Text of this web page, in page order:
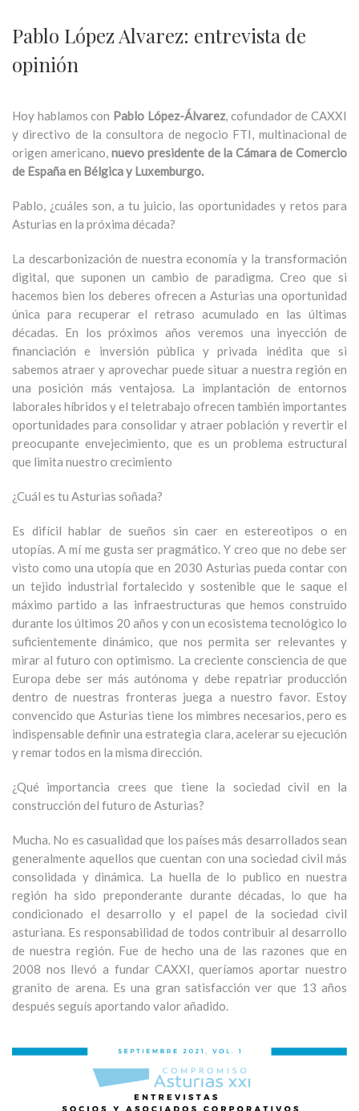
Pablo López Alvarez: entrevista de
opinión
Hoy hablamos con Pablo López-Álvarez, cofundador de CAXXI
y directivo de la consultora de negocio FTI, multinacional de
origen americano, nuevo presidente de la Cámara de Comercio
de España en Bélgica y Luxemburgo.
Pablo, ¿cuáles son, a tu juicio, las oportunidades y retos para
Asturias en la próxima década?
La descarbonización de nuestra economía y la transformación
digital, que suponen un cambio de paradigma. Creo que si
hacemos bien los deberes ofrecen a Asturias una oportunidad
única para recuperar el retraso acumulado en las últimas
décadas. En los próximos años veremos una inyección de
financiación e inversión pública y privada inédita que si
sabemos atraer y aprovechar puede situar a nuestra región en
una posición más ventajosa. La implantación de entornos
laborales híbridos y el teletrabajo ofrecen también importantes
oportunidades para consolidar y atraer población y revertir el
preocupante envejecimiento, que es un problema estructural
que limita nuestro crecimiento
¿Cuál es tu Asturias soñada?
Es difícil hablar de sueños sin caer en estereotipos o en
utopías. A mí me gusta ser pragmático. Y creo que no debe ser
visto como una utopía que en 2030 Asturias pueda contar con
un tejido industrial fortalecido y sostenible que le saque el
máximo partido a las infraestructuras que hemos construido
durante los últimos 20 años y con un ecosistema tecnológico lo
suficientemente dinámico, que nos permita ser relevantes y
mirar al futuro con optimismo. La creciente consciencia de que
Europa debe ser más autónoma y debe repatriar producción
dentro de nuestras fronteras juega a nuestro favor. Estoy
convencido que Asturias tiene los mimbres necesarios, pero es
indispensable definir una estrategia clara, acelerar su ejecución
y remar todos en la misma dirección.
¿Qué importancia crees que tiene la sociedad civil en la
construcción del futuro de Asturias?
Mucha. No es casualidad que los países más desarrollados sean
generalmente aquellos que cuentan con una sociedad civil más
consolidada y dinámica. La huella de lo publico en nuestra
región ha sido preponderante durante décadas, lo que ha
condicionado el desarrollo y el papel de la sociedad civil
asturiana. Es responsabilidad de todos contribuir al desarrollo
de nuestra región. Fue de hecho una de las razones que en
2008 nos llevó a fundar CAXXI, queríamos aportar nuestro
granito de arena. Es una gran satisfacción ver que 13 años
después seguís aportando valor añadido.